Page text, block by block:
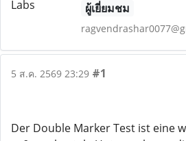
ผู้เยี่ยมชม
5 ส.ค. 2569 23:29 #1
Der Double Marker Test ist eine